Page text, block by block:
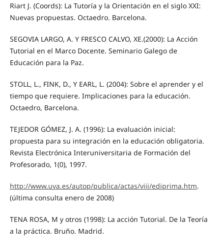
Riart J. (Coords): La Tutoría y la Orientación en el siglo XXI:
Nuevas propuestas. Octaedro. Barcelona.
SEGOVIA LARGO, A. Y FRESCO CALVO, XE.(2000): La Acción
Tutorial en el Marco Docente. Seminario Galego de
Educación para la Paz.
STOLL, L., FINK, D., Y EARL, L. (2004): Sobre el aprender y el
tiempo que requiere. Implicaciones para la educación.
Octaedro, Barcelona.
TEJEDOR GÓMEZ, J. A. (1996): La evaluación inicial:
propuesta para su integración en la educación obligatoria.
Revista Electrónica Interuniversitaria de Formación del
Profesorado, 1(0), 1997.
http://www.uva.es/autop/publica/actas/viii/ediprima.htm.
(última consulta enero de 2008)
TENA ROSA, M y otros (1998): La acción Tutorial. De la Teoría
a la práctica. Bruño. Madrid.